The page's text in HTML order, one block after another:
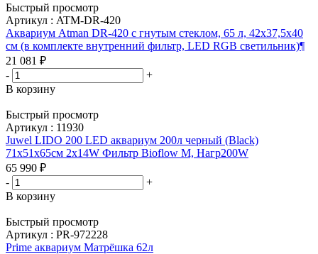
Быстрый просмотр
Артикул : ATM-DR-420
Аквариум Atman DR-420 c гнутым стеклом, 65 л, 42х37,5х40
см (в комплекте внутренний фильтр, LED RGB светильник)¶
21 081 ₽
-
+
В корзину
Быстрый просмотр
Артикул : 11930
Juwel LIDO 200 LED аквариум 200л черный (Black)
71х51х65см 2х14W Фильтр Bioflow M, Нагр200W
65 990 ₽
-
+
В корзину
Быстрый просмотр
Артикул : PR-972228
Prime аквариум Матрёшка 62л